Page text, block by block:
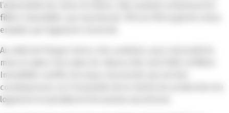
l’attractivité de notre territoire. Elle soutient activement la
filière Immobilier qui représente 11% du PIB et génère deux
emplois par logement construit.
Au-delà de l’impact de la crise sanitaire, qui a nécessité la
mise en place d’un plan de relance dès avril 2020, la filière
Immobilier souffre de maux structurels qui ont des
conséquences sur l’ensemble de la chaîne de production du
logement et pénalisent l’économie azuréenne.